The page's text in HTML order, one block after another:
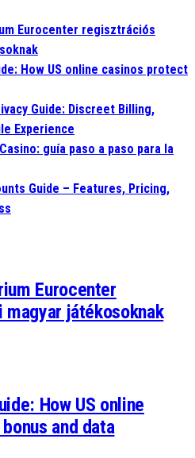
Eurocenter regisztrációs
How US online casinos protect
Guide: Discreet Billing,
Experience
guía paso a paso para la
Guide – Features, Pricing,
Eurocenter
játékosoknak
How US online
and data